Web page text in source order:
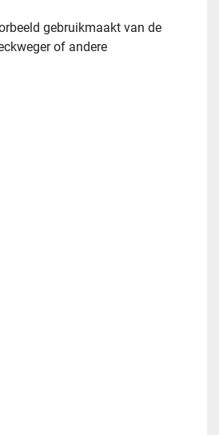
gebruikmaakt van de
of andere